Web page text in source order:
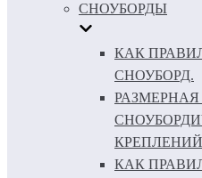
СНОУБОРДЫ
КАК
СНОУБОРД.
РАЗМЕРНАЯ
КРЕПЛЕНИЙ
КАК